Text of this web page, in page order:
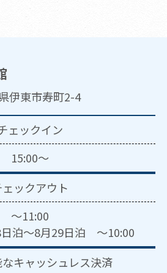
伊東市寿町2-4
ェックイン
15:00～
ックアウト
～11:00
泊～8月29日泊 ～10:00
キャッシュレス決済